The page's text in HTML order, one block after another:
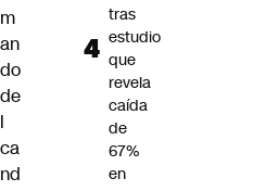
m
an
do
de
l
ca
nd
tras
estudio
que
revela
caída
de
67%
en